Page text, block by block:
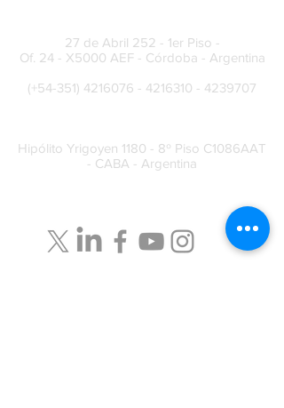
27 de Abril 252 - 1er Piso -
Of. 24 - X5000 AEF - Córdoba - Argentina
(+54-351) 4216076 - 4216310 - 4239707
Hipólito Yrigoyen 1180 - 8º Piso C1086AAT
- CABA - Argentina